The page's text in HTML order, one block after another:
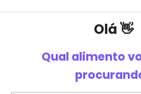
Olá 👋
Qual alimento